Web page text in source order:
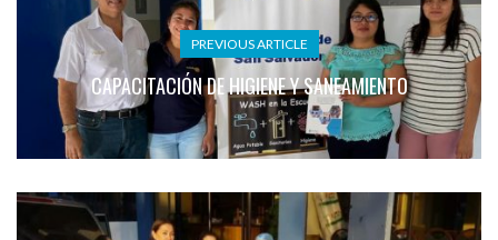
PREVIOUS ARTICLE
CAPACITACIÓN DE HIGIENE Y SANEAMIENTO